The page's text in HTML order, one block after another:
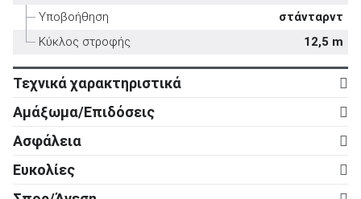
ΑΝΑΖΗΤΗΣΗ
Επιχειρήσεις
Υποβοήθηση
στάνταρντ
Κύκλος στροφής
12,5 m
Τεχνικά χαρακτηριστικά
Κινητήρας
Κύλινδροι
8
Βαλβίδες
32
Κυβισμός
3.996 cc
Ισχύς
507 ps
Αμάξωμα/Επιδόσεις
Αμάξωμα
Τύπος
5d
Αριθμός θυρών
5
Ασφάλεια
Ενεργητική ασφάλεια
ABS
στάνταρντ
Ευκολίες
Ρυθμιζόμενο τιμόνι σε ύψος